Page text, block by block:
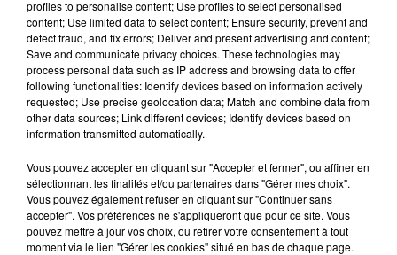
23 juillet 2026
INCENDIE MORTEL À LENS : UNE FEMME ET
SON BÉBÉ ENTRE LA VIE ET LA...
Un homme s'est immolé par le feu après avoir
aspergé sa compagne et leur bébé de trois mois
d'un liquide inflammable.
profiles to personalise content; Use profiles to select personalised
content; Use limited data to select content; Ensure security, prevent and
detect fraud, and fix errors; Deliver and present advertising and content;
Save and communicate privacy choices. These technologies may
process personal data such as IP address and browsing data to offer
following functionalities: Identify devices based on information actively
requested; Use precise geolocation data; Match and combine data from
other data sources; Link different devices; Identify devices based on
information transmitted automatically.
Vous pouvez accepter en cliquant sur "Accepter et fermer", ou affiner en
sélectionnant les finalités et/ou partenaires dans "Gérer mes choix".
Vous pouvez également refuser en cliquant sur "Continuer sans
accepter". Vos préférences ne s'appliqueront que pour ce site. Vous
pouvez mettre à jour vos choix, ou retirer votre consentement à tout
moment via le lien "Gérer les cookies" situé en bas de chaque page.